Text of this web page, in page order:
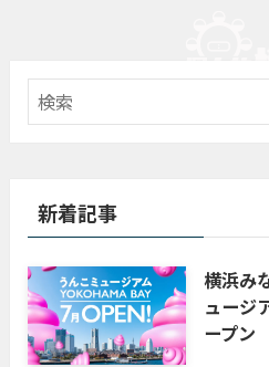
新着記事
横浜み
ュージ
ープン